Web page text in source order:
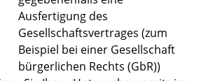
Ausfertigung des
Gesellschaftsvertrages (zum
Beispiel bei einer Gesellschaft
bürgerlichen Rechts (GbR))